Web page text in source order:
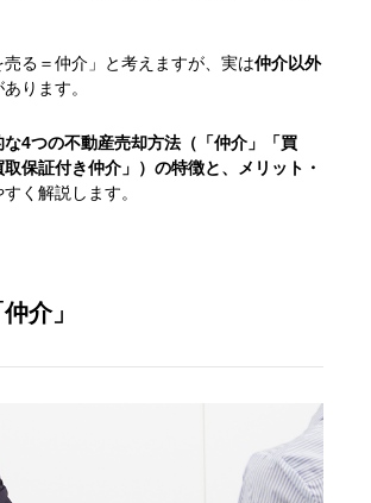
る＝仲介」と考えますが、実は仲介以外
あります。
な4つの不動産売却方法（「仲介」「買
保証付き仲介」）の特徴と、メリット・
く解説します。
介」